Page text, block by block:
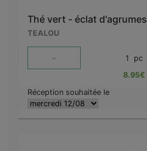
Thé vert - éclat d'agrumes
TEALOU
- 1 pc
8.95€
Réception souhaitée le